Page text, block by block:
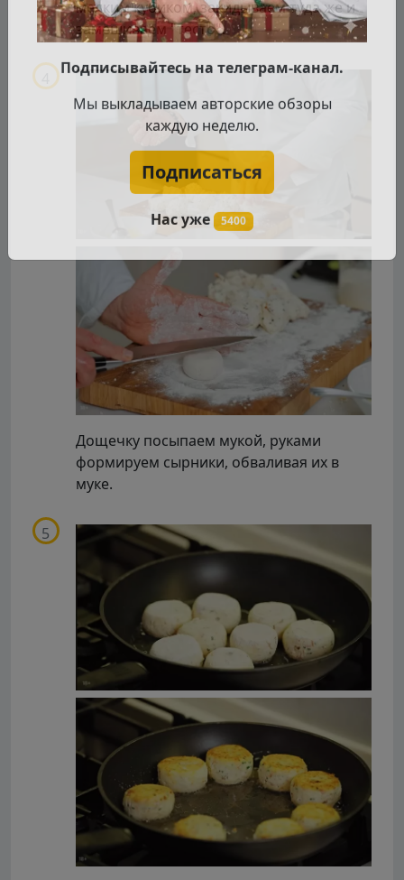
мелким кубиком, закидываем туда же и
замешиваем "тесто".
Дощечку посыпаем мукой, руками
формируем сырники, обваливая их в
муке.
Мы выкладываем авторские обзоры
каждую неделю.
Подписаться